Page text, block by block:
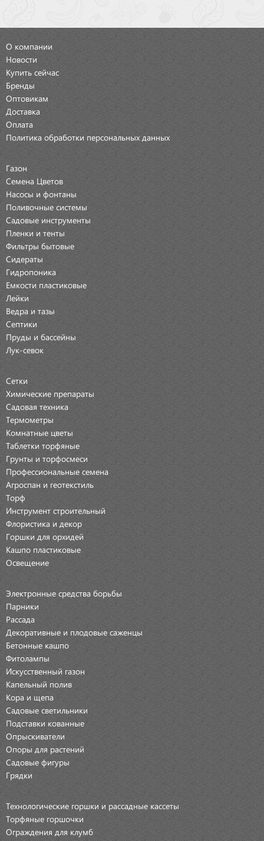
О компании
Новости
Купить сейчас
Бренды
Оптовикам
Доставка
Оплата
Политика обработки персональных данных
Газон
Семена Цветов
Насосы и фонтаны
Поливочные системы
Садовые инструменты
Пленки и тенты
Фильтры бытовые
Сидераты
Гидропоника
Емкости пластиковые
Лейки
Ведра и тазы
Септики
Пруды и бассейны
Лук-севок
Сетки
Химические препараты
Садовая техника
Термометры
Комнатные цветы
Таблетки торфяные
Грунты и торфосмеси
Профессиональные семена
Агроспан и геотекстиль
Торф
Инструмент строительный
Флористика и декор
Горшки для орхидей
Кашпо пластиковые
Освещение
Электронные средства борьбы
Парники
Рассада
Декоративные и плодовые саженцы
Бетонные кашпо
Фитолампы
Искусственный газон
Капельный полив
Кора и щепа
Садовые светильники
Подставки кованные
Опрыскиватели
Опоры для растений
Садовые фигуры
Грядки
Технологические горшки и рассадные кассеты
Торфяные горшочки
Ограждения для клумб